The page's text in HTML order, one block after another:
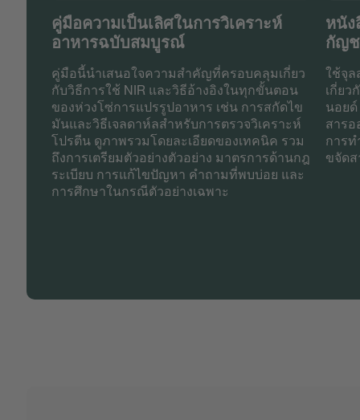
คู่มือความเป็นเลิศในการวิเคราะห์
อาหารฉบับสมบูรณ์
คู่มือนี้นำเสนอใจความสำคัญที่ครอบคลุมเกี่ยว
กับวิธีการใช้ NIR และวิธีอ้างอิงในทุกขั้นตอน
ของห่วงโซ่การแปรรูปอาหาร เช่น การสกัดไข
มันและวิธีเจลดาห์ลสำหรับการตรวจวิเคราะห์
โปรตีน ดูภาพรวมโดยละเอียดของเทคนิค รวม
ถึงการเตรียมตัวอย่างตัวอย่าง มาตรการด้านกฎ
ระเบียบ การแก้ไขปัญหา คำถามที่พบบ่อย และ
การศึกษาในกรณีตัวอย่างเฉพาะ
หนัง
กัญ
ใช้จุล
เกี่ยว
นอยด์
สารอ
การ
ขจัด